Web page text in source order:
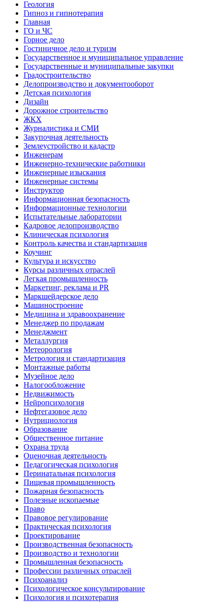
Геология
Гипноз и гипнотерапия
Главная
ГО и ЧС
Горное дело
Гостиничное дело и туризм
Государственное и муниципальное управление
Государственные и муниципальные закупки
Градостроительство
Делопроизводство и документооборот
Детская психология
Дизайн
Дорожное строительство
ЖКХ
Журналистика и СМИ
Закупочная деятельность
Землеустройство и кадастр
Инженерам
Инженерно-технические работники
Инженерные изыскания
Инженерные системы
Инструктор
Информационная безопасность
Информационные технологии
Испытательные лаборатории
Кадровое делопроизводство
Клиническая психология
Контроль качества и стандартизация
Коучинг
Культура и искусство
Курсы различных отраслей
Легкая промышленность
Маркетинг, реклама и PR
Маркшейдерское дело
Машиностроение
Медицина и здравоохранение
Менеджер по продажам
Менеджмент
Металлургия
Метеорология
Метрология и стандартизация
Монтажные работы
Музейное дело
Налогообложение
Недвижимость
Нейропсихология
Нефтегазовое дело
Нутрициология
Образование
Общественное питание
Охрана труда
Оценочная деятельность
Педагогическая психология
Перинатальная психология
Пищевая промышленность
Пожарная безопасность
Полезные ископаемые
Право
Правовое регулирование
Практическая психология
Проектирование
Производственная безопасность
Производство и технологии
Промышленная безопасность
Профессии различных отраслей
Психоанализ
Психологическое консультирование
Психология и психотерапия